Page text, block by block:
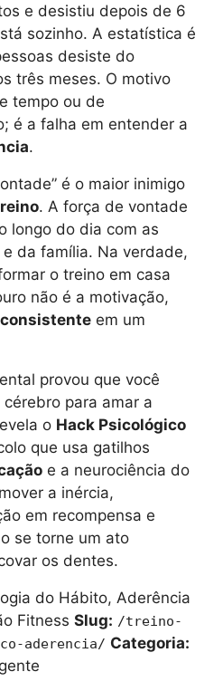
e desistiu depois de 6
sozinho. A estatística é
desiste do
três meses. O motivo
tempo ou de
é a falha em entender a
.
é o maior inimigo
. A força de vontade
longo do dia com as
da família. Na verdade,
o treino em casa
não é a motivação,
em um
provou que você
cérebro para amar a
o Hack Psicológico
que usa gatilhos
e a neurociência do
a inércia,
em recompensa e
se torne um ato
os dentes.
do Hábito, Aderência
Fitness Slug: /treino-
aderencia/ Categoria: